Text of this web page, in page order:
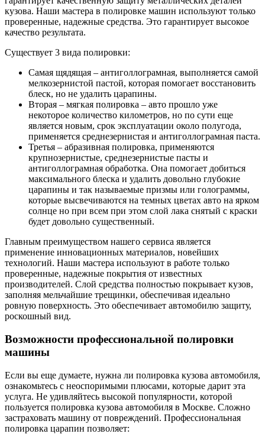
кузова. Наши мастера в полировке машин используют только
проверенные, надежные средства. Это гарантирует высокое
качество результата.
Существует 3 вида полировки:
Самая щядящая – антиголлограмная, выполняется самой
мелкозернистой пастой, которая помогает восстановить
блеск, но не удалить царапины.
Вторая – мягкая полировка – авто прошло уже
некоторое количество километров, но по сути еще
является новым, срок эксплуатации около полугода,
применяется среднезернистая и антиголлограмная паста.
Третья – абразивная полировка, применяются
крупнозернистые, среднезернистые пасты и
антиголлограмная обработка. Она помогает добиться
максимального блеска и удалить довольно глубокие
царапины и так называемые призмы или голограммы,
которые высвечиваются на темных цветах авто на ярком
солнце но при всем при этом слой лака снятый с краски
будет довольно существенный.
Главным преимуществом нашего сервиса является
применение инновационных материалов, новейших
технологий. Наши мастера используют в работе только
проверенные, надежные покрытия от известных
производителей. Слой средства полностью покрывает кузов,
заполняя мельчайшие трещинки, обеспечивая идеально
ровную поверхность. Это обеспечивает автомобилю защиту,
роскошный вид.
Возможности профессиональной полировки
машины
Если вы еще думаете, нужна ли полировка кузова автомобиля,
ознакомьтесь с неоспоримыми плюсами, которые дарит эта
услуга. Не удивляйтесь высокой популярности, которой
пользуется полировка кузова автомобиля в Москве. Сложно
застраховать машину от повреждений. Профессиональная
полировка царапин позволяет: